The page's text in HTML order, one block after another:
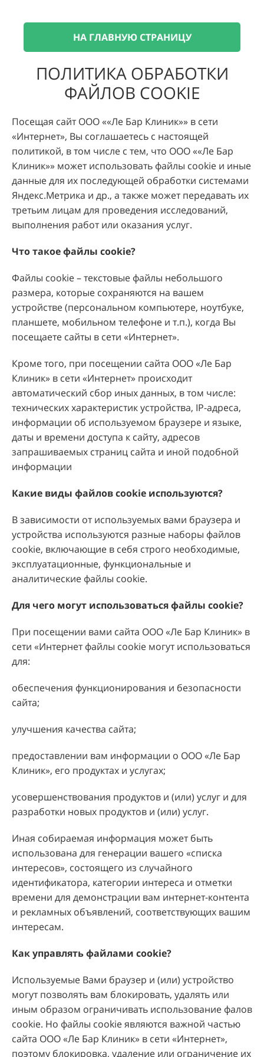
НА ГЛАВНУЮ СТРАНИЦУ
ПОЛИТИКА ОБРАБОТКИ
ФАЙЛОВ COOKIE
Посещая сайт ООО ««Ле Бар Клиник»» в сети
«Интернет», Вы соглашаетесь с настоящей
политикой, в том числе с тем, что ООО ««Ле Бар
Клиник»» может использовать файлы cookie и иные
данные для их последующей обработки системами
Яндекс.Метрика и др., а также может передавать их
третьим лицам для проведения исследований,
выполнения работ или оказания услуг.
Что такое файлы cookie?
Файлы cookie – текстовые файлы небольшого
размера, которые сохраняются на вашем
устройстве (персональном компьютере, ноутбуке,
планшете, мобильном телефоне и т.п.), когда Вы
посещаете сайты в сети «Интернет».
Кроме того, при посещении сайта ООО «Ле Бар
Клиник» в сети «Интернет» происходит
автоматический сбор иных данных, в том числе:
технических характеристик устройства, IP-адреса,
информации об используемом браузере и языке,
даты и времени доступа к сайту, адресов
запрашиваемых страниц сайта и иной подобной
информации
Какие виды файлов cookie используются?
В зависимости от используемых вами браузера и
устройства используются разные наборы файлов
cookie, включающие в себя строго необходимые,
эксплуатационные, функциональные и
аналитические файлы cookie.
Для чего могут использоваться файлы cookie?
При посещении вами сайта ООО «Ле Бар Клиник» в
сети «Интернет файлы cookie могут использоваться
для:
обеспечения функционирования и безопасности
сайта;
улучшения качества сайта;
предоставлении вам информации о ООО «Ле Бар
Клиник», его продуктах и услугах;
усовершенствования продуктов и (или) услуг и для
разработки новых продуктов и (или) услуг.
Иная собираемая информация может быть
использована для генерации вашего «списка
интересов», состоящего из случайного
идентификатора, категории интереса и отметки
времени для демонстрации вам интернет-контента
и рекламных объявлений, соответствующих вашим
интересам.
Как управлять файлами cookie?
Используемые Вами браузер и (или) устройство
могут позволять вам блокировать, удалять или
иным образом ограничивать использование фалов
cookie. Но файлы cookie являются важной частью
сайта ООО «Ле Бар Клиник» в сети «Интернет»,
поэтому блокировка, удаление или ограничение их